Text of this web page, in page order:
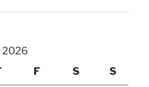
2026
F S S